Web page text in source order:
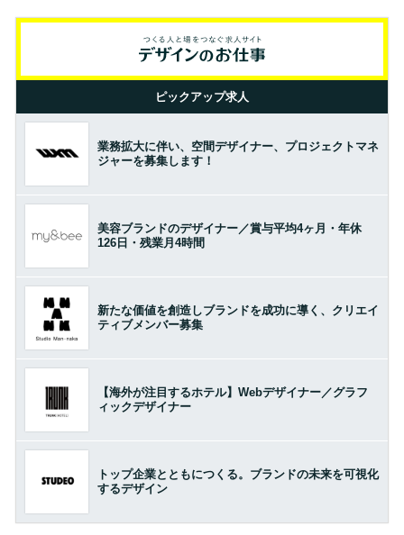
ピックアップ求人
業務拡大に伴い、空間デザイナー、プロジェクトマネ
ジャーを募集します！
美容ブランドのデザイナー／賞与平均4ヶ月・年休
126日・残業月4時間
新たな価値を創造しブランドを成功に導く、クリエイ
ティブメンバー募集
【海外が注目するホテル】Webデザイナー／グラフ
ィックデザイナー
トップ企業とともにつくる。ブランドの未来を可視化
するデザイン